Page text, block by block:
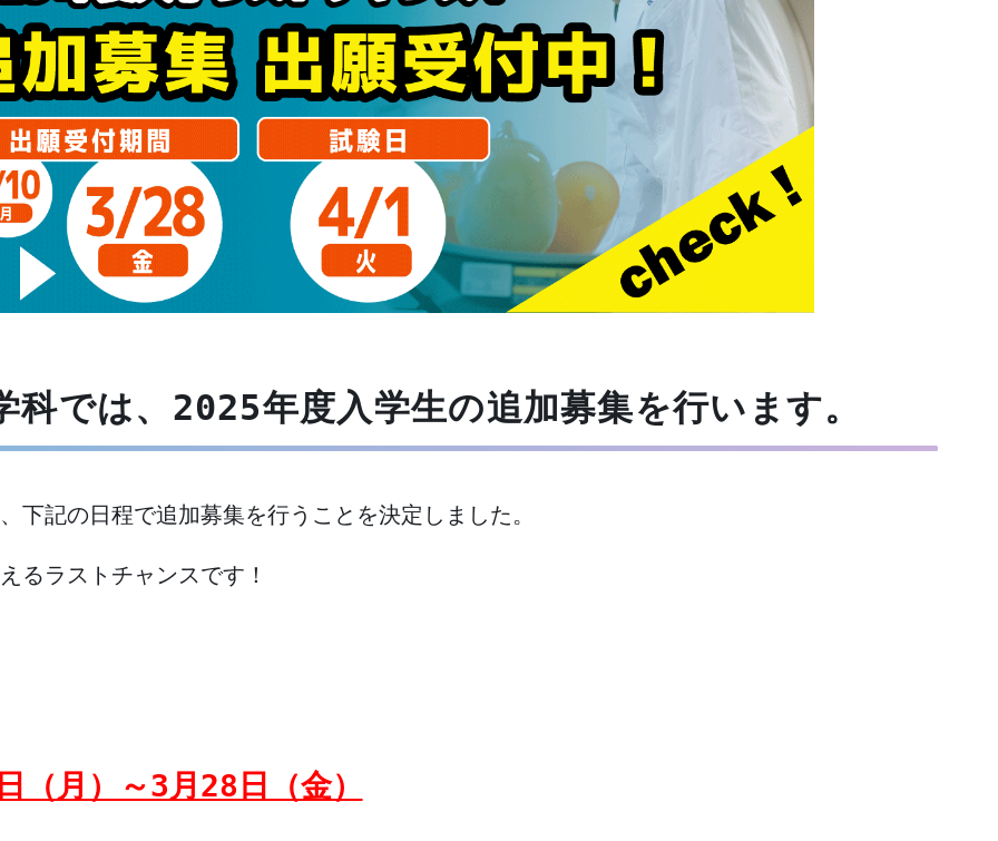
科では、2025年度入学生の追加募集を行います。
下記の日程で追加募集を行うことを決定しました。
るラストチャンスです！
（月）～3月28日（金）